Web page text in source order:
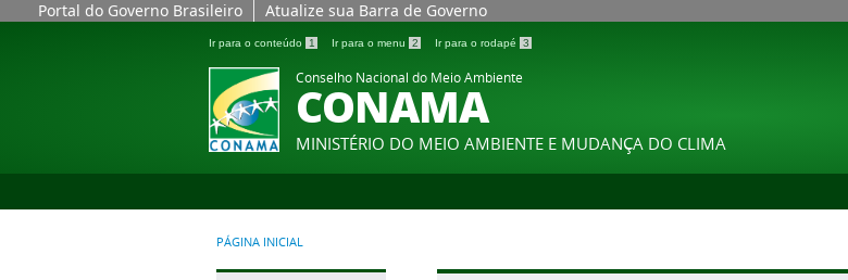
Portal do Governo Brasileiro Atualize sua Barra de Governo
Ir para o conteúdo 1 Ir para o menu 2 Ir para o rodapé 3
Conselho Nacional do Meio Ambiente
CONAMA
MINISTÉRIO DO MEIO AMBIENTE E MUDANÇA DO CLIMA
PÁGINA INICIAL